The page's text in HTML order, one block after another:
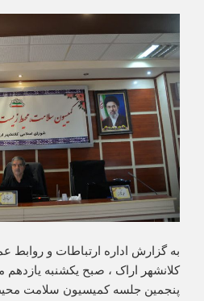
به گزارش اداره ارتباطات و
پنجمین جلسه کمیسیون سلامت